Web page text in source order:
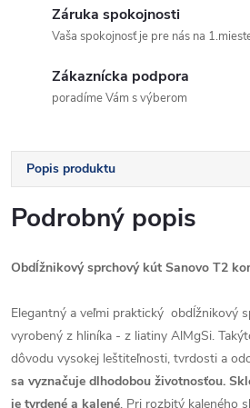
Záruka spokojnosti
Vaša spokojnosť je pre nás na
Zákaznícka podpora
poradíme Vám s výberom
Popis produktu
Podrobný popis
Obdĺžnikový sprchový kút Sanovo T2
Elegantný a veľmi praktický obdĺžnikový
vyrobený z hliníka - z liatiny AlMgSi.
dôvodu vysokej leštiteľnosti, tvrdosti a
sa vyznačuje dlhodobou životnosťou.
je tvrdené a kalené. Pri rozbitý kaleného